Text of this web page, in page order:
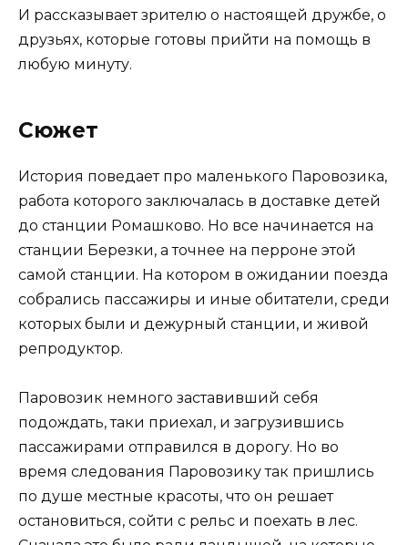
И рассказывает зрителю о настоящей дружбе, о
друзьях, которые готовы прийти на помощь в
любую минуту.
Сюжет
История поведает про маленького Паровозика,
работа которого заключалась в доставке детей
до станции Ромашково. Но все начинается на
станции Березки, а точнее на перроне этой
самой станции. На котором в ожидании поезда
собрались пассажиры и иные обитатели, среди
которых были и дежурный станции, и живой
репродуктор.
Паровозик немного заставивший себя
подождать, таки приехал, и загрузившись
пассажирами отправился в дорогу. Но во
время следования Паровозику так пришлись
по душе местные красоты, что он решает
остановиться, сойти с рельс и поехать в лес.